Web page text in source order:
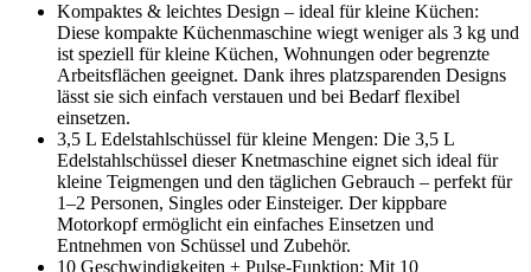
Kompaktes & leichtes Design – ideal für kleine Küchen:
Diese kompakte Küchenmaschine wiegt weniger als 3 kg und
ist speziell für kleine Küchen, Wohnungen oder begrenzte
Arbeitsflächen geeignet. Dank ihres platzsparenden Designs
lässt sie sich einfach verstauen und bei Bedarf flexibel
einsetzen.
3,5 L Edelstahlschüssel für kleine Mengen: Die 3,5 L
Edelstahlschüssel dieser Knetmaschine eignet sich ideal für
kleine Teigmengen und den täglichen Gebrauch – perfekt für
1–2 Personen, Singles oder Einsteiger. Der kippbare
Motorkopf ermöglicht ein einfaches Einsetzen und
Entnehmen von Schüssel und Zubehör.
10 Geschwindigkeiten + Pulse-Funktion: Mit 10